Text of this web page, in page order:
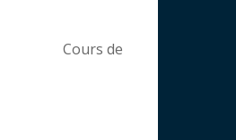
Cours de